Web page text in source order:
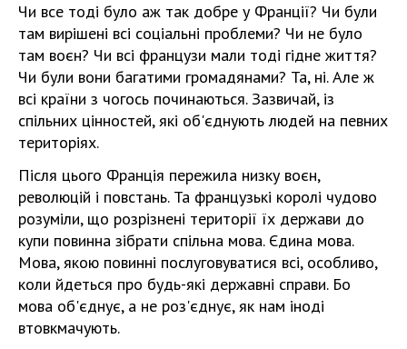
Чи все тоді було аж так добре у Франції? Чи були
там вирішені всі соціальні проблеми? Чи не було
там воєн? Чи всі французи мали тоді гідне життя?
Чи були вони багатими громадянами? Та, ні. Але ж
всі країни з чогось починаються. Зазвичай, із
спільних цінностей, які об'єднують людей на певних
територіях.
Після цього Франція пережила низку воєн,
революцій і повстань. Та французькі королі чудово
розуміли, що розрізнені території їх держави до
купи повинна зібрати спільна мова. Єдина мова.
Мова, якою повинні послуговуватися всі, особливо,
коли йдеться про будь-які державні справи. Бо
мова об'єднує, а не роз'єднує, як нам іноді
втовкмачують.